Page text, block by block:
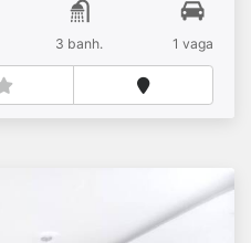
3 banh. 1 vaga